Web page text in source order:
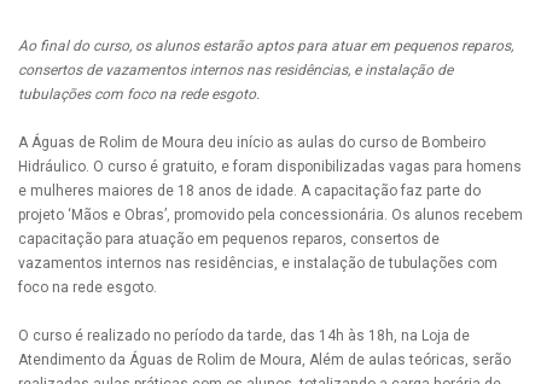
Ao final do curso, os alunos estarão aptos para atuar em pequenos reparos,
consertos de vazamentos internos nas residências, e instalação de
tubulações com foco na rede esgoto.
A Águas de Rolim de Moura deu início as aulas do curso de Bombeiro
Hidráulico. O curso é gratuito, e foram disponibilizadas vagas para homens
e mulheres maiores de 18 anos de idade. A capacitação faz parte do
projeto ‘Mãos e Obras’, promovido pela concessionária. Os alunos recebem
capacitação para atuação em pequenos reparos, consertos de
vazamentos internos nas residências, e instalação de tubulações com
foco na rede esgoto.
O curso é realizado no período da tarde, das 14h às 18h, na Loja de
Atendimento da Águas de Rolim de Moura, Além de aulas teóricas, serão